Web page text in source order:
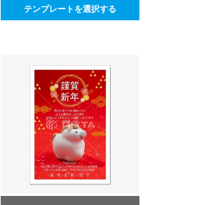
テンプレートを選択する